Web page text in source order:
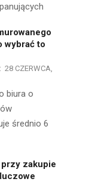
wybrać to
28 CZERWCA,
biura o
średnio 6
zakupie